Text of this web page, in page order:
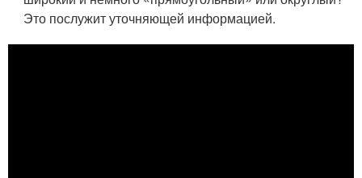
Это послужит уточняющей информацией.